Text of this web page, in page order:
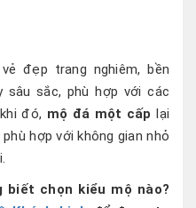
đẹp trang nghiêm, bền
sâu sắc, phù hợp với các
đó, mộ đá một cấp lại
hợp với không gian nhỏ
biết chọn kiểu mộ nào?